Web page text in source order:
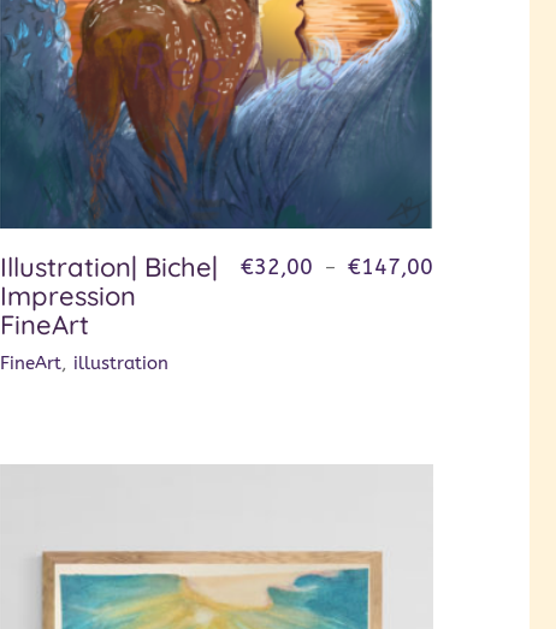
Illustration| Biche|
Impression
FineArt
FineArt, illustration
€32,00 – €147,00